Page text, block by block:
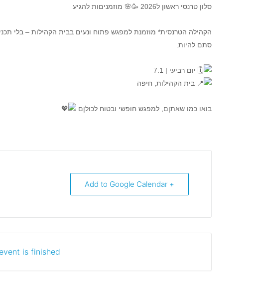
סלון טרנסי ראשון ל2026 🥳🌸 מוזמניםות להגיע
הקהילה הטרנסית* מוזמנת למפגש פתוח ונעים בבית הקהילות – בלי
סתם להיות.
יום רביעי | 7.1
בית הקהילות, חיפה
בואו כמו שאתןם, למפגש חופשי ובטוח לכולןם
+ Add to Google Calendar
is finished.